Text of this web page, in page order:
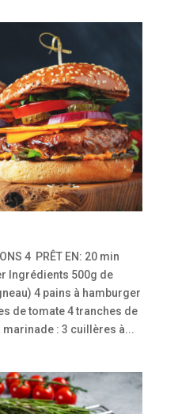
4 PRÊT EN: 20 min
Ingrédients 500g de
4 pains à hamburger
de tomate 4 tranches de
: 3 cuillères à...